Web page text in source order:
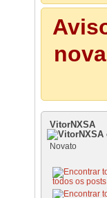
VitorNXSA
Novato
todos os posts